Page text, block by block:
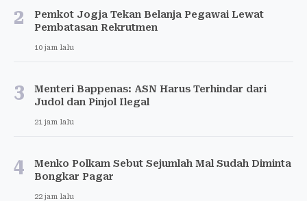
2
Pemkot Jogja Tekan Belanja Pegawai Lewat
Pembatasan Rekrutmen
10 jam lalu
3
Menteri Bappenas: ASN Harus Terhindar dari
Judol dan Pinjol Ilegal
21 jam lalu
4
Menko Polkam Sebut Sejumlah Mal Sudah Diminta
Bongkar Pagar
22 jam lalu